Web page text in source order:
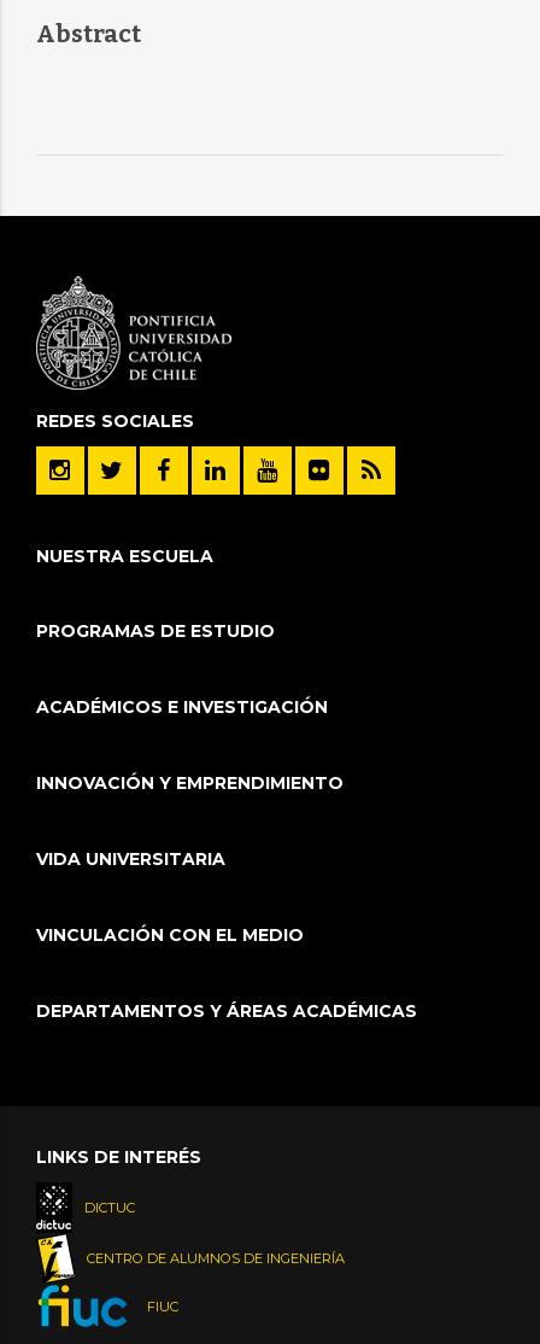
Abstract
REDES SOCIALES
NUESTRA ESCUELA
PROGRAMAS DE ESTUDIO
ACADÉMICOS E INVESTIGACIÓN
INNOVACIÓN Y EMPRENDIMIENTO
VIDA UNIVERSITARIA
VINCULACIÓN CON EL MEDIO
DEPARTAMENTOS Y ÁREAS ACADÉMICAS
LINKS DE INTERÉS
DICTUC
CENTRO DE ALUMNOS DE INGENIERÍA
FIUC